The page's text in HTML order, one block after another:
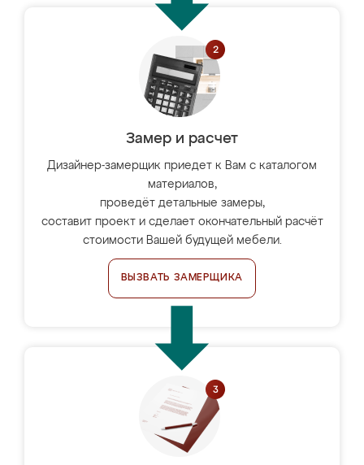
Замер и расчет
Дизайнер-замерщик приедет к Вам с каталогом
материалов,
проведёт детальные замеры,
составит проект и сделает окончательный расчёт
стоимости Вашей будущей мебели.
ВЫЗВАТЬ ЗАМЕРЩИКА